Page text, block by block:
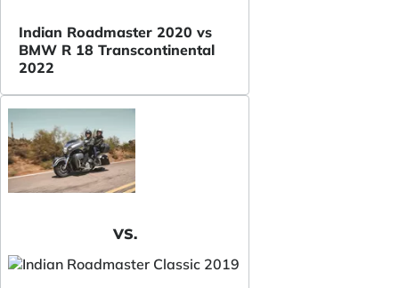
Indian Roadmaster 2020 vs
BMW R 18 Transcontinental
2022
VS.